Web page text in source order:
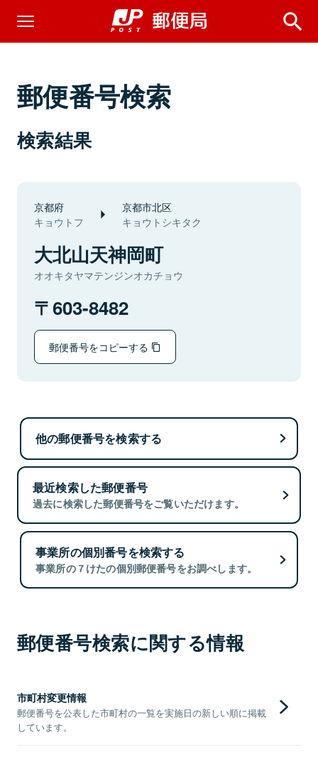
郵便番号検索
検索結果
京都府
キョウトフ
京都市北区
キョウトシキタク
大北山天神岡町
オオキタヤマテンジンオカチョウ
603-8482
郵便番号をコピーする
他の郵便番号を検索する
最近検索した郵便番号
過去に検索した郵便番号をご覧いただけます。
事業所の個別番号を検索する
事業所の７けたの個別郵便番号をお調べします。
郵便番号検索に関する情報
市町村変更情報
郵便番号を公表した市町村の一覧を実施日の新しい順に掲載
しています。